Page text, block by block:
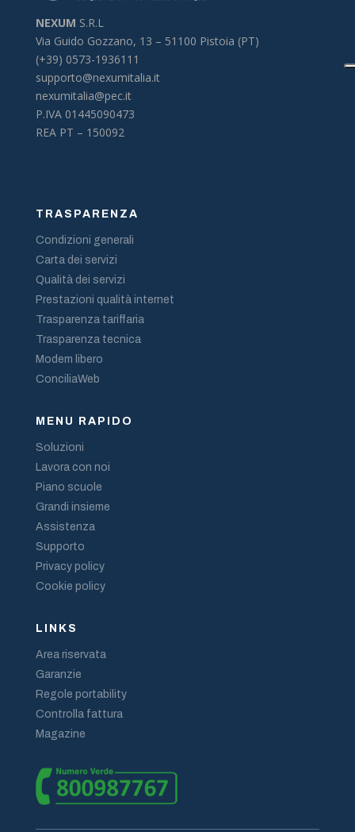
NEXUM S.R.L
Via Guido Gozzano, 13 – 51100 Pistoia (PT)
(+39) 0573-1936111
supporto@nexumitalia.it
nexumitalia@pec.it
P.IVA 01445090473
REA PT – 150092
TRASPARENZA
Condizioni generali
Carta dei servizi
Qualità dei servizi
Prestazioni qualità internet
Trasparenza tariffaria
Trasparenza tecnica
Modem libero
ConciliaWeb
MENU RAPIDO
Soluzioni
Lavora con noi
Piano scuole
Grandi insieme
Assistenza
Supporto
Privacy policy
Cookie policy
LINKS
Area riservata
Garanzie
Regole portability
Controlla fattura
Magazine